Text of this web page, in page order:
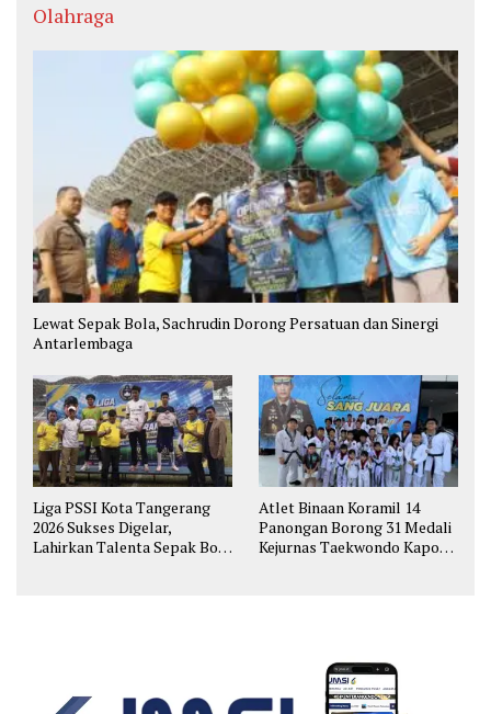
Olahraga
Lewat Sepak Bola, Sachrudin Dorong Persatuan dan Sinergi
Antarlembaga
Liga PSSI Kota Tangerang
2026 Sukses Digelar,
Lahirkan Talenta Sepak Bola
Atlet Binaan Koramil 14
Panongan Borong 31 Medali
Kejurnas Taekwondo Kapolri